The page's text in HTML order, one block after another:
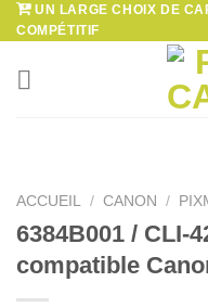
Passer
au
contenu
UN LARGE CHOIX DE
COMPÉTITIF
ACCUEIL / CANON /
6384B001 / CLI-
compatible